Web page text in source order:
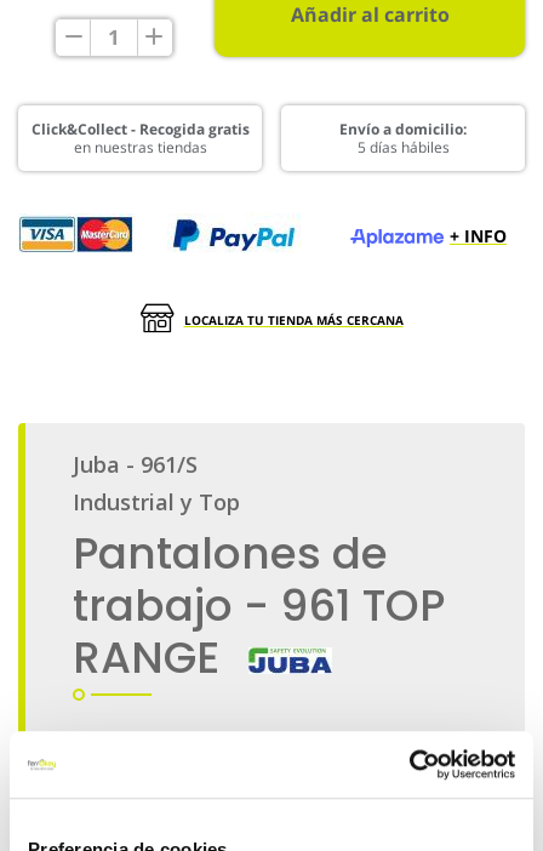
Añadir al carrito
Click&Collect - Recogida gratis
en nuestras tiendas
Envío a domicilio:
5 días hábiles
+ INFO
LOCALIZA TU TIENDA MÁS CERCANA